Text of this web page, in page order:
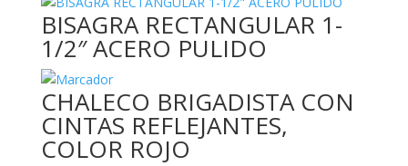
BISAGRA RECTANGULAR 1-
1/2″ ACERO PULIDO
CHALECO BRIGADISTA CON
CINTAS REFLEJANTES,
COLOR ROJO